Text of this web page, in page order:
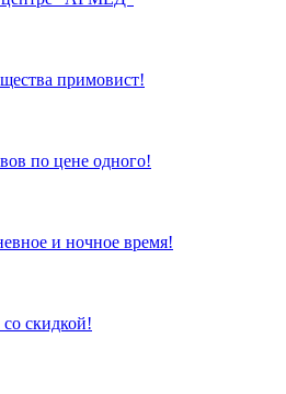
примовист!
по цене одного!
и ночное время!
скидкой!